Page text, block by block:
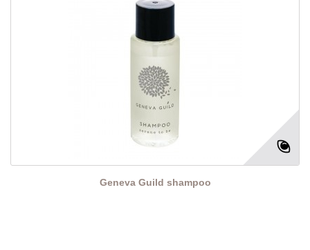
Geneva Guild shampoo